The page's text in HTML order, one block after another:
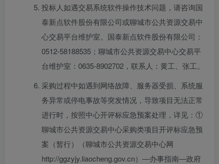
投标人如遇交易系统软件操作技术问题，请咨询国
泰新点软件股份有限公司或聊城市公共资源交易中
心交易平台维护室。国泰新点软件股份有限公司：
0512-58188535；聊城市公共资源交易中心交易平
台维护室：0635-8902702，联系人：黄工、张工。
采购过程中如遇到网络故障、服务器受损、系统服
务异常或停电事故等突发情况，导致项目无法正常
进行时，按照中心开评标应急预案处理，详见：①
聊城市公共资源交易中心采购类项目开评标应急预
案（暂行）（聊城市公共资源交易中心网
http://ggzyjy.liaocheng.gov.cn）―办事指南―政府